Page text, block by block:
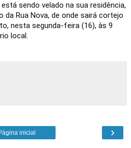
sendo velado na sua residência,
da Rua Nova, de onde sairá cortejo
nesta segunda-feira (16), às 9
local.
›
inicial